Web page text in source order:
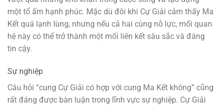
một tổ ấm hạnh phúc. Mặc dù đôi khi Cự Giải cảm thấy Ma
Kết quá lạnh lùng, nhưng nếu cả hai cùng nỗ lực, mối quan
hệ này có thể trở thành một mối liên kết sâu sắc và đáng
tin cậy.
Sự nghiệp
Câu hỏi “cung Cự Giải có hợp với cung Ma Kết không” cũng
rất đáng được bàn luận trong lĩnh vực sự nghiệp. Cự Giải